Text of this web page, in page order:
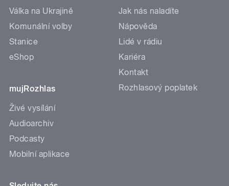
Válka na Ukrajině
Komunální volby
Stanice
eShop
mujRozhlas
Živé vysílání
Audioarchiv
Podcasty
Mobilní aplikace
Jak nás naladíte
Nápověda
Lidé v rádiu
Kariéra
Kontakt
Rozhlasový poplatek